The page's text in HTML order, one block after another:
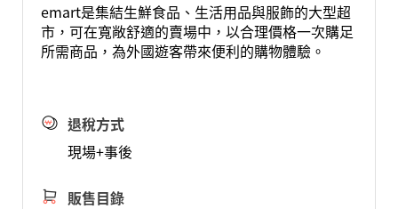
emart是集結生鮮食品、生活用品與服飾的大型超
市，可在寬敞舒適的賣場中，以合理價格一次購足
所需商品，為外國遊客帶來便利的購物體驗。
退稅方式
現場+事後
販售目錄